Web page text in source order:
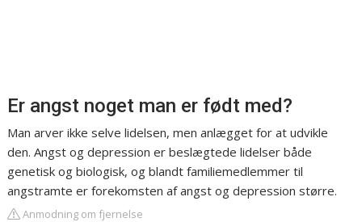
Er angst noget man er født med?
Man arver ikke selve lidelsen, men anlægget for at udvikle
den. Angst og depression er beslægtede lidelser både
genetisk og biologisk, og blandt familiemedlemmer til
angstramte er forekomsten af angst og depression større.
Anmodning om fjernelse